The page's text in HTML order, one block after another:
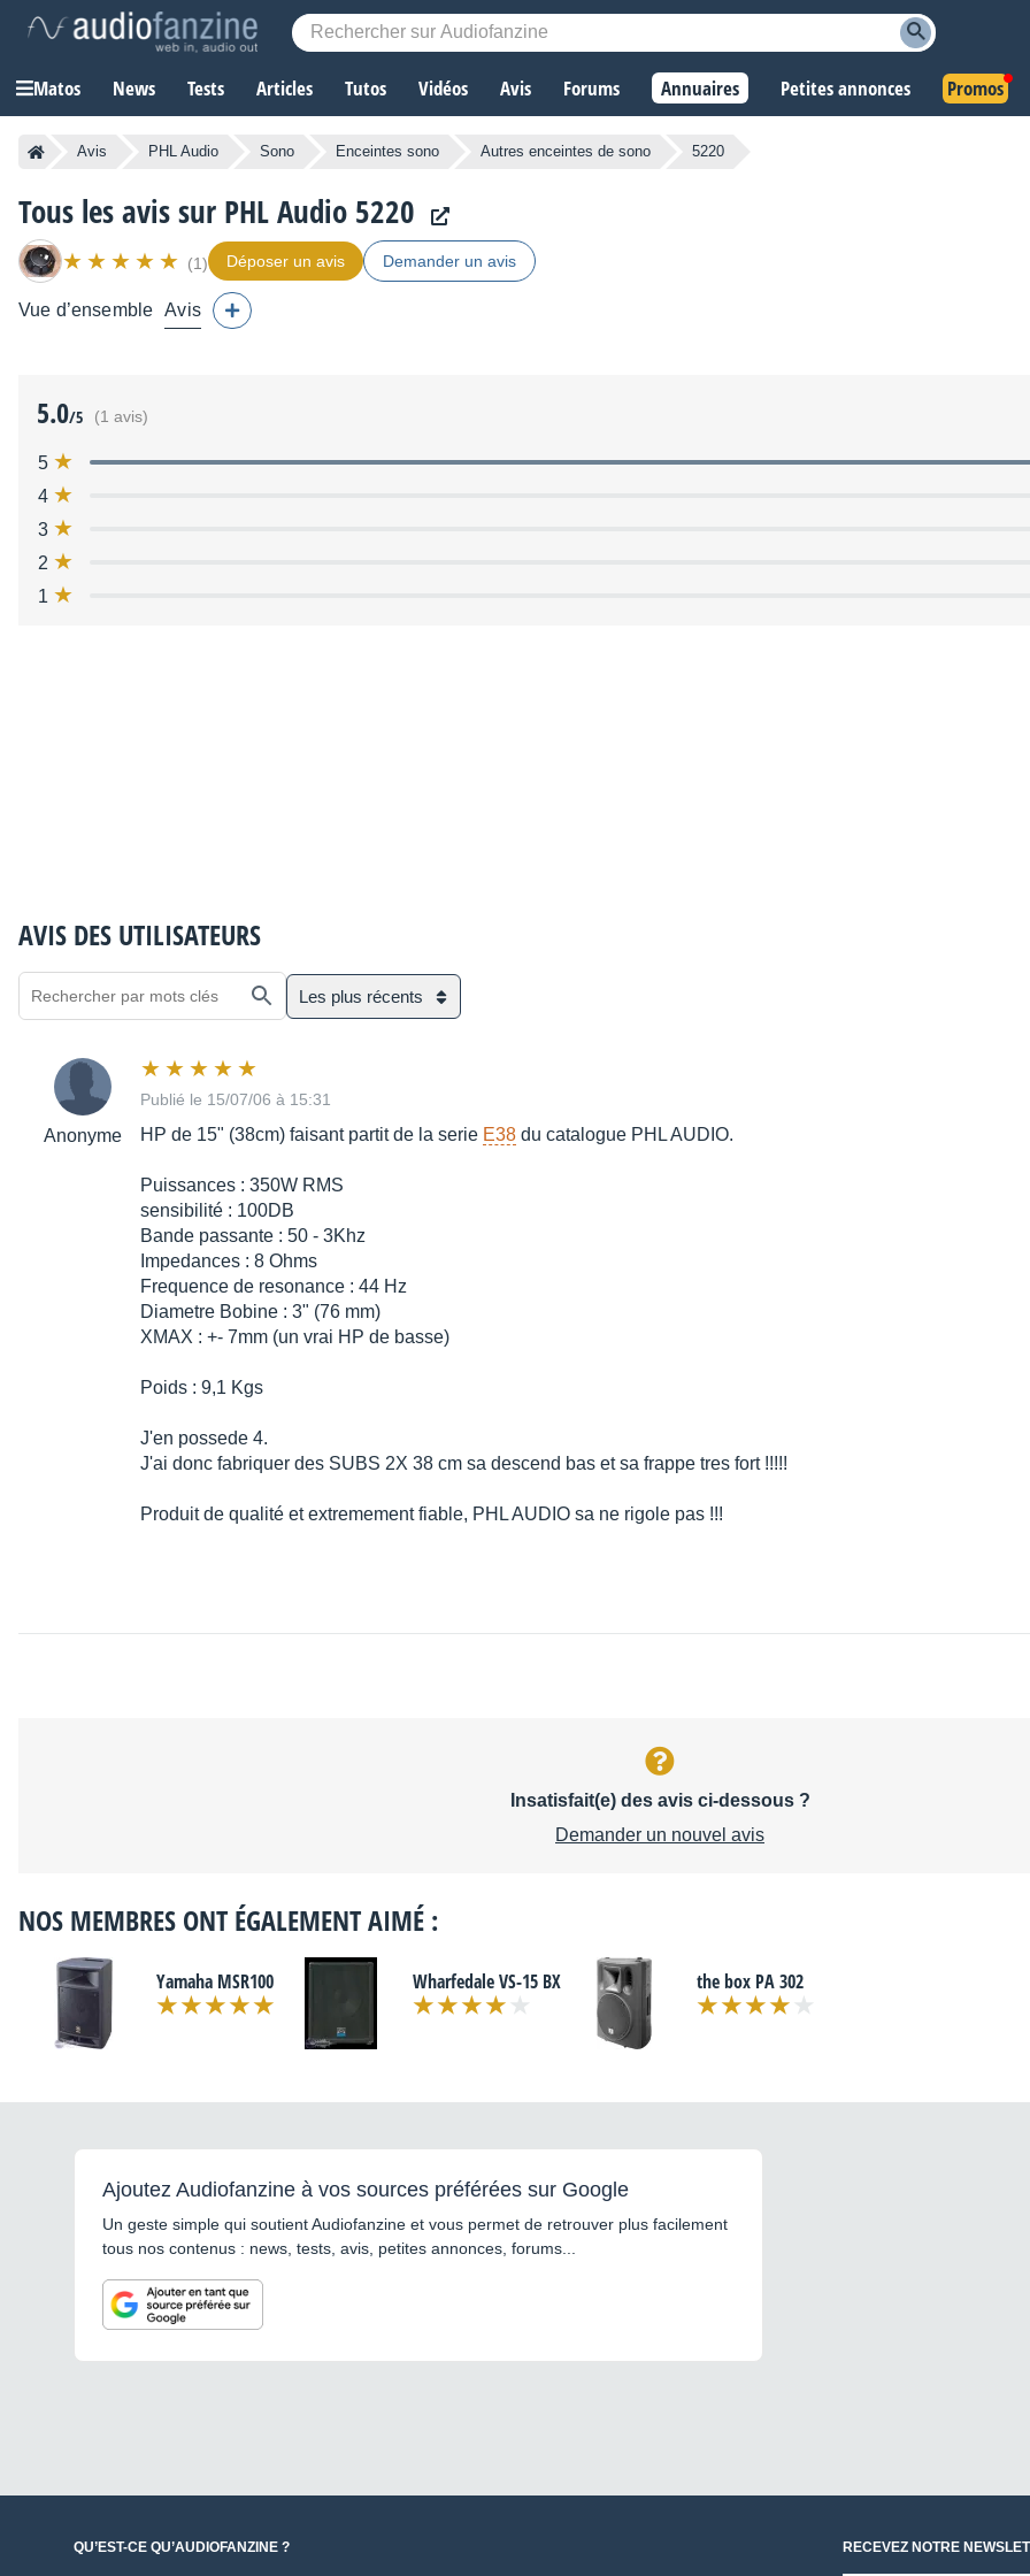
Matos News Tests Articles Tutos Vidéos Avis Forums Annuaires Petites annonces Promos
Avis PHL Audio Sono Enceintes sono Autres enceintes de sono 5220
Tous les avis sur PHL Audio 5220
(1) Déposer un avis Demander un avis
Vue d’ensemble Avis
5.0/5 (1 avis)
5
4
3
2
1
AVIS DES UTILISATEURS
Les plus récents
Anonyme
Publié le 15/07/06 à 15:31
HP de 15" (38cm) faisant partit de la serie E38 du catalogue PHL AUDIO.
Puissances : 350W RMS
sensibilité : 100DB
Bande passante : 50 - 3Khz
Impedances : 8 Ohms
Frequence de resonance : 44 Hz
Diametre Bobine : 3" (76 mm)
XMAX : +- 7mm (un vrai HP de basse)
Poids : 9,1 Kgs
J'en possede 4.
J'ai donc fabriquer des SUBS 2X 38 cm sa descend bas et sa frappe tres fort !!!!!
Produit de qualité et extremement fiable, PHL AUDIO sa ne rigole pas !!!
Insatisfait(e) des avis ci-dessous ?
Demander un nouvel avis
NOS MEMBRES ONT ÉGALEMENT AIMÉ :
Yamaha MSR100 Wharfedale VS-15 BX the box PA 302
Ajoutez Audiofanzine à vos sources préférées sur Google
Un geste simple qui soutient Audiofanzine et vous permet de retrouver plus facilement
tous nos contenus : news, tests, avis, petites annonces, forums...
QU’EST-CE QU’AUDIOFANZINE ? RECEVEZ NOTRE